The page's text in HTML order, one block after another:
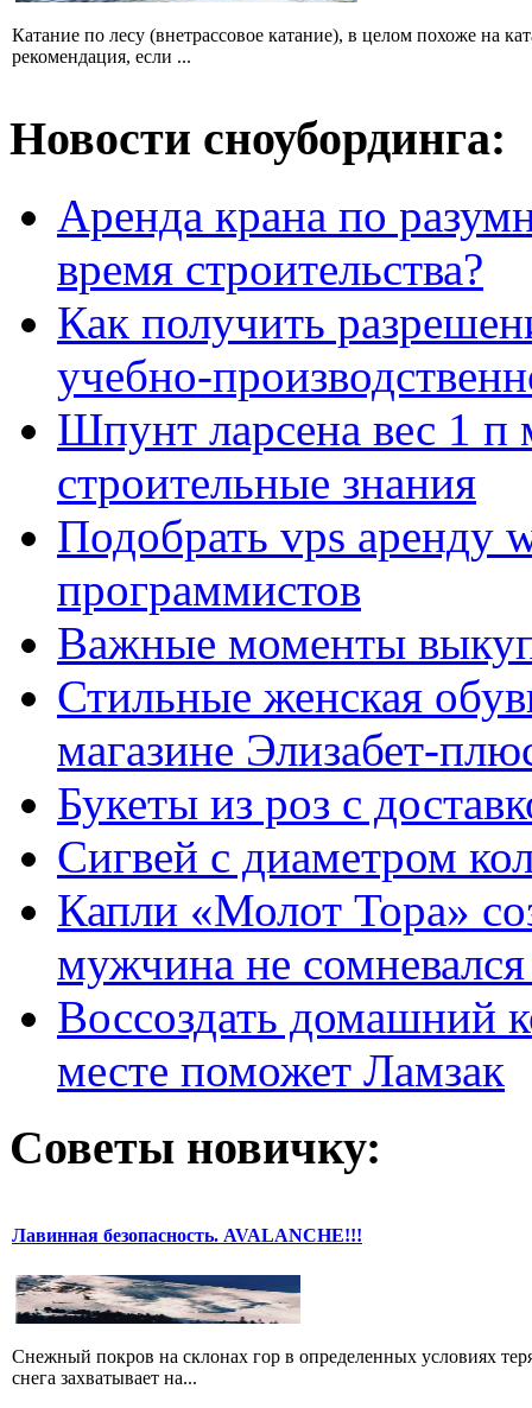
Катание по лесу (внетрассовое катание), в целом похоже на
рекомендация, если ...
Новости сноубординга:
Аренда крана по
время строительства?
Как получить
учебно-
Шпунт ларсена вес 1 п
строительные знания
Подобрать vps аренду
программистов
Важные моменты
Стильные женская
магазине Элизабет-
Букеты из роз с
Сигвей с диаметром
Капли «Молот Тора»
мужчина не
Воссоздать домашний
месте поможет Ламзак
Советы новичку:
Лавинная безопасность. AVALANCHE!!!
Снежный покров на склонах гор в определенных условиях
снега захватывает на...